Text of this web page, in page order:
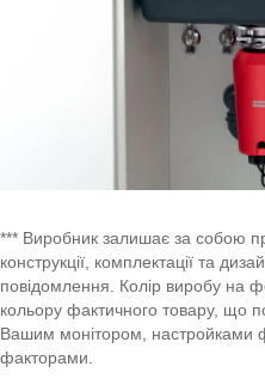
*** Виробник залишає за собою
конструкції, комплектації та
повідомлення. Колір виробу на
кольору фактичного товару, що
Вашим монітором, настройками
факторами.